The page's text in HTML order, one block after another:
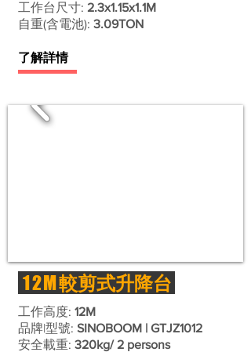
工作台尺寸: 2.3x1.15x1.1M​​
自重(含電池):​ 3.09TON
了解詳情
12M較剪式升降台
工作高度: 12M
品牌|型號: SINOBOOM | GTJZ1012
安全載重: 320kg/ 2 persons